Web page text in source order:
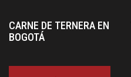
CARNE DE TERNERA EN
BOGOTÁ